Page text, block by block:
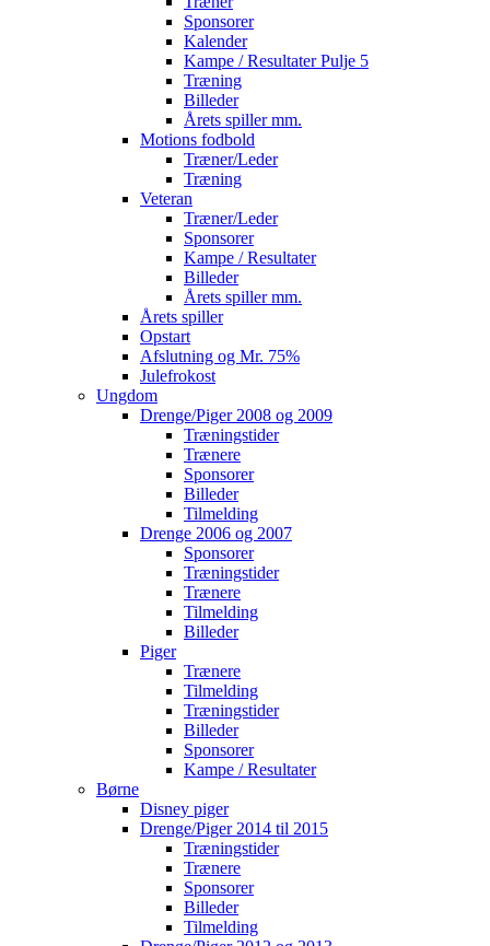
Sponsorer
Kalender
Kampe / Resultater Pulje 5
Træning
Billeder
Årets spiller mm.
Motions fodbold
Træner/Leder
Træning
Veteran
Træner/Leder
Sponsorer
Kampe / Resultater
Billeder
Årets spiller mm.
Årets spiller
Opstart
Afslutning og Mr. 75%
Julefrokost
Ungdom
Drenge/Piger 2008 og 2009
Træningstider
Trænere
Sponsorer
Billeder
Tilmelding
Drenge 2006 og 2007
Sponsorer
Træningstider
Trænere
Tilmelding
Billeder
Piger
Trænere
Tilmelding
Træningstider
Billeder
Sponsorer
Kampe / Resultater
Børne
Disney piger
Drenge/Piger 2014 til 2015
Træningstider
Trænere
Sponsorer
Billeder
Tilmelding